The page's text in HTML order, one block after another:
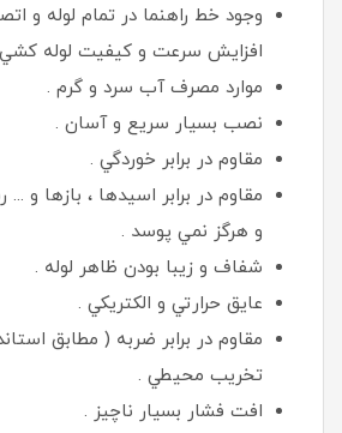
وجود خط راهنما در تمام لوله و
افزايش سرعت و كيفيت لوله
موارد مصرف آب سرد و گرم .
نصب بسيار سريع و آسان .
مقاوم در برابر خوردگي .
مقاوم در برابر اسيدها ، بازها و
و هرگز نمي پوسد .
شفاف و زيبا بودن ظاهر لوله .
عايق حرارتي و الكتريكي .
مقاوم در برابر ضربه ( مطابق
تخريب محيطي .
افت فشار بسيار ناچيز .